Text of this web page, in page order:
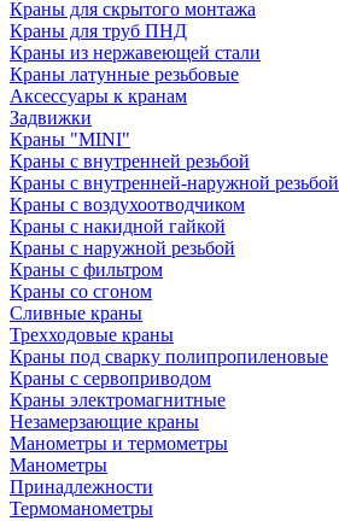
Краны для скрытого монтажа
Краны для труб ПНД
Краны из нержавеющей стали
Краны латунные резьбовые
Аксессуары к кранам
Задвижки
Краны "MINI"
Краны с внутренней резьбой
Краны с внутренней-наружной резьбой
Краны с воздухоотводчиком
Краны с накидной гайкой
Краны с наружной резьбой
Краны с фильтром
Краны со сгоном
Сливные краны
Трехходовые краны
Краны под сварку полипропиленовые
Краны с сервоприводом
Краны электромагнитные
Незамерзающие краны
Манометры и термометры
Манометры
Принадлежности
Термоманометры